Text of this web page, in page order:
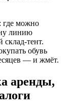
где можно
линию
склад-тент.
обувь
— и жмёт.
аренды,